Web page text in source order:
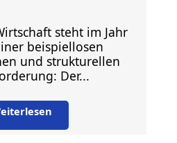
steht im Jahr
beispiellosen
und strukturellen
Der...